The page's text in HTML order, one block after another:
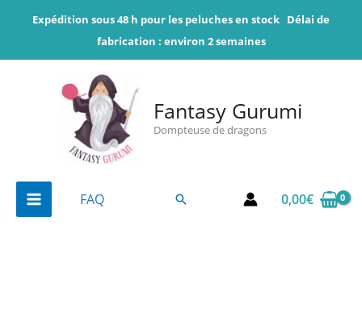
contenu
Expédition sous 48 h pour les peluches en stock Délai de
fabrication : environ 2 semaines
Fantasy Gurumi
Dompteuse de dragons
FAQ Rechercher 0,00€